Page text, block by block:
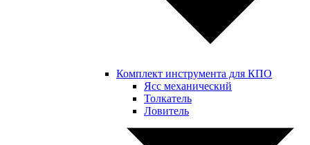
Комплект инструмента для КПО
Ясс механический
Толкатель
Ловитель